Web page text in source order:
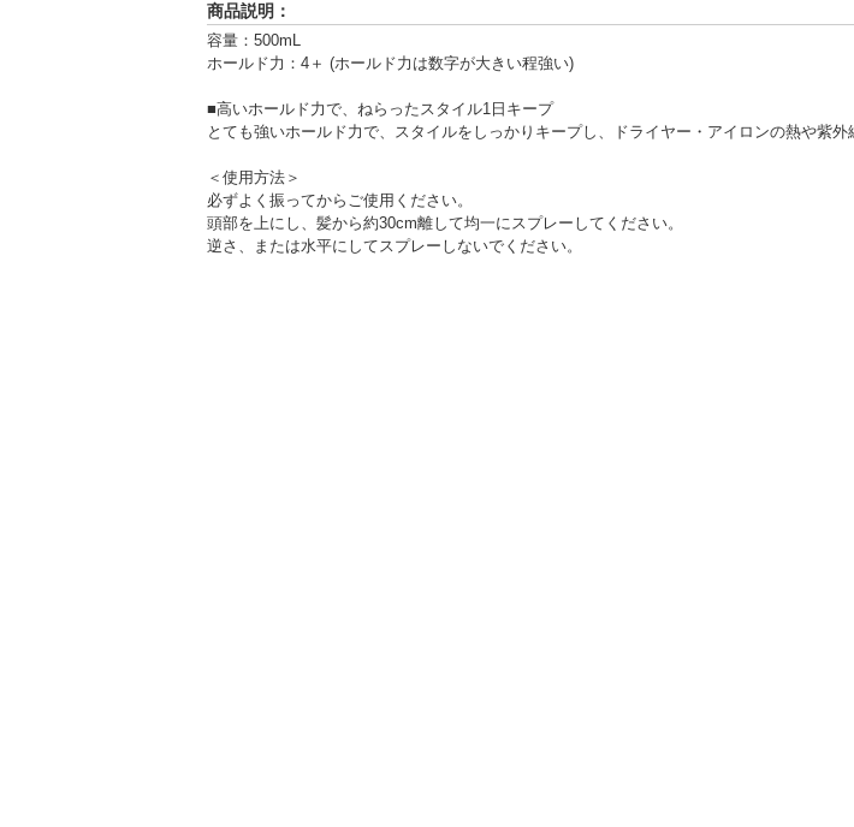
商品説明：
容量：500mL
ホールド力：4＋ (ホールド力は数字が大きい程強い)
■高いホールド力で、ねらったスタイル1日キープ
とても強いホールド力で、スタイルをしっかりキープし、ドライヤー・アイロンの熱や紫外
＜使用方法＞
必ずよく振ってからご使用ください。
頭部を上にし、髪から約30cm離して均一にスプレーしてください。
逆さ、または水平にしてスプレーしないでください。